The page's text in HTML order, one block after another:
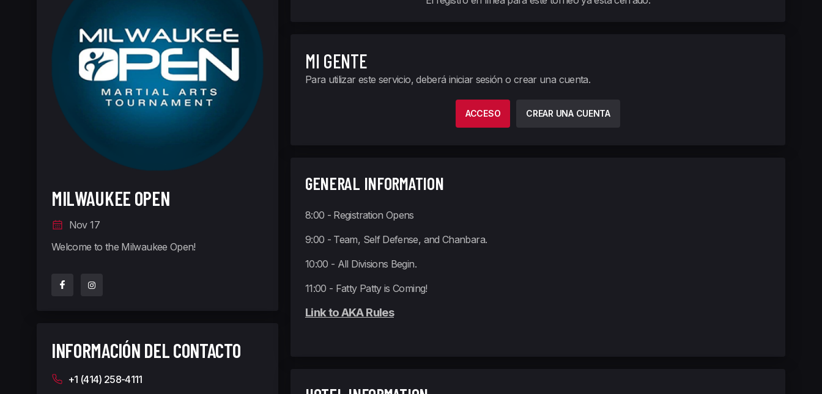
MILWAUKEE OPEN
Nov 17
Welcome to the Milwaukee Open!
INFORMACIÓN DEL CONTACTO
+1 (414) 258-4111
MI GENTE
Para utilizar este servicio, deberá iniciar sesión o crear una cuenta.
ACCESO CREAR UNA CUENTA
GENERAL INFORMATION
8:00 - Registration Opens
9:00 - Team, Self Defense, and Chanbara.
10:00 - All Divisions Begin.
11:00 - Fatty Patty is Coming!
Link to AKA Rules